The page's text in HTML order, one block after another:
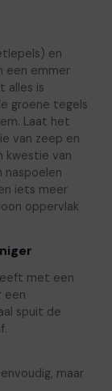
en
een emmer
alles is
groene tegels
Laat het
van zeep en
kwestie van
naspoelen
iets meer
oppervlak
met een
een
spuit de
maar